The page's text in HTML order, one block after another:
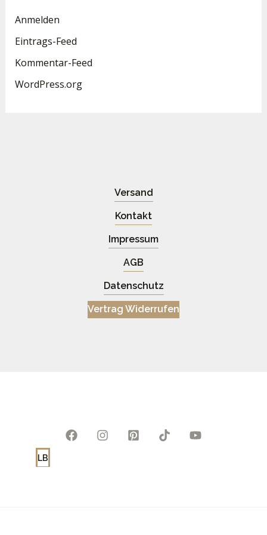
Anmelden
Eintrags-Feed
Kommentar-Feed
WordPress.org
Versand
Kontakt
Impressum
AGB
Datenschutz
Vertrag Widerrufen
LB